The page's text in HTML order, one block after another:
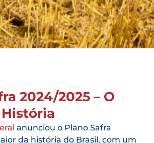
2024/2025 – O
anunciou o Plano Safra
da história do Brasil, com um